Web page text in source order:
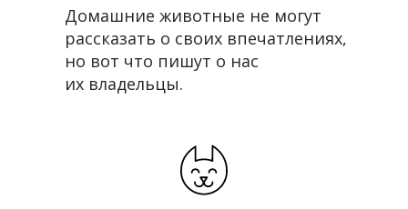
Домашние животные не могут
рассказать о своих впечатлениях,
но вот что пишут о нас
их владельцы.